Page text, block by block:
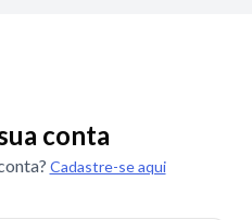
conta
Cadastre-se aqui